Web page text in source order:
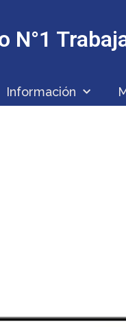
N°1
Información